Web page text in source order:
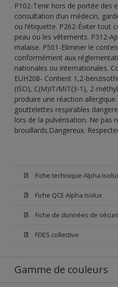
P102-Tenir hors de portée des
consultation d’un médecin,
ou l’étiquette. P262-Éviter tout
peau ou les vêtements. P312-
malaise. P501-Eliminer le
conformément aux
nationales ou internationales.
EUH208- Contient 1,2-
(ISO), C(M)IT/MIT(3-1), 2-
produire une réaction
gouttelettes respirables
lors de la pulvérisation. Ne pas
brouillards.Dangereux.
Fiche technique Alpha
Fiche QCE Alpha Isolux
FDES collective
Gamme de couleurs